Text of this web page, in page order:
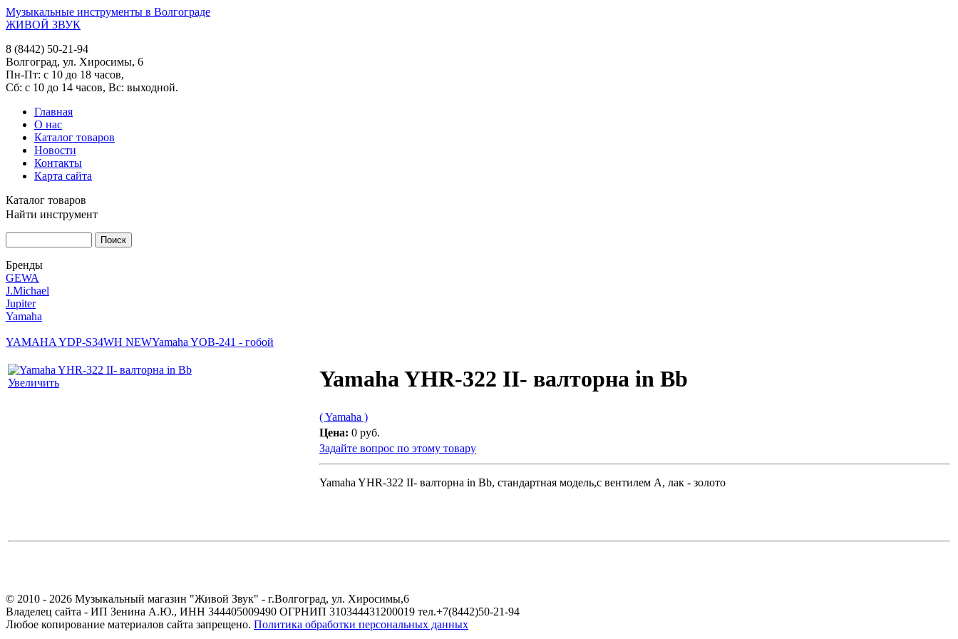
Музыкальные инструменты в Волгограде
ЖИВОЙ ЗВУК
8 (8442) 50-21-94
Волгоград, ул. Хиросимы, 6
Пн-Пт: с 10 до 18 часов,
Сб: с 10 до 14 часов, Вс: выходной.
Главная
О нас
Каталог товаров
Новости
Контакты
Карта сайта
Каталог товаров
Найти инструмент
Бренды
GEWA
J.Michael
Jupiter
Yamaha
YAMAHA YDP-S34WH NEWYamaha YOB-241 - гобой
Увеличить Yamaha YHR-322 II- валторна in Bb
( Yamaha )
Цена: 0 руб.
Задайте вопрос по этому товару
Yamaha YHR-322 II- валторна in Bb, стандартная модель,с вентилем A, лак - золото
© 2010 - 2026 Музыкальный магазин "Живой Звук" - г.Волгоград, ул. Хиросимы,6
Владелец сайта - ИП Зенина А.Ю., ИНН 344405009490 ОГРНИП 310344431200019 тел.+7(8442)50-21-94
Любое копирование материалов сайта запрещено. Политика обработки персональных данных